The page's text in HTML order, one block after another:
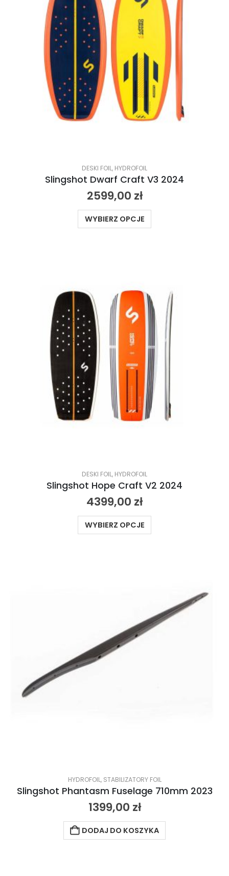
DESKI FOIL, HYDROFOIL
Slingshot Dwarf Craft V3 2024
2599,00 zł
WYBIERZ OPCJE
DESKI FOIL, HYDROFOIL
Slingshot Hope Craft V2 2024
4399,00 zł
WYBIERZ OPCJE
HYDROFOIL, STABILIZATORY FOIL
Slingshot Phantasm Fuselage 710mm 2023
1399,00 zł
DODAJ DO KOSZYKA